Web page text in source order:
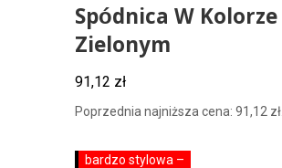
Spódnica W Kolorze
Zielonym
91,12 zł
Poprzednia najniższa cena: 91,12 zł.
bardzo stylowa –